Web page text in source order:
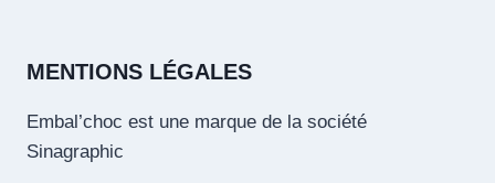
MENTIONS LÉGALES
Embal’choc est une marque de la société
Sinagraphic